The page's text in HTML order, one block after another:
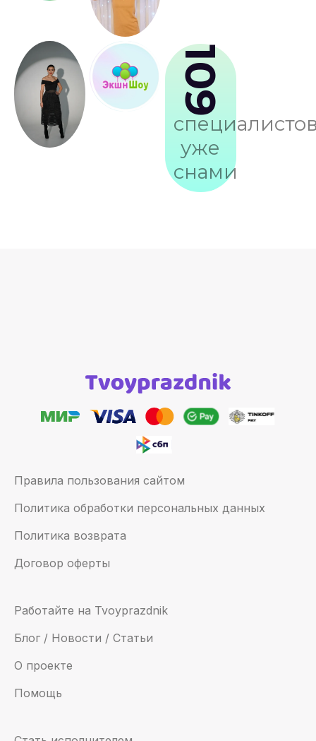
109
уже
снами
Правила пользования сайтом
Политика обработки персональных данных
Политика возврата
Договор оферты
Работайте на Tvoyprazdnik
Блог / Новости / Статьи
О проекте
Помощь